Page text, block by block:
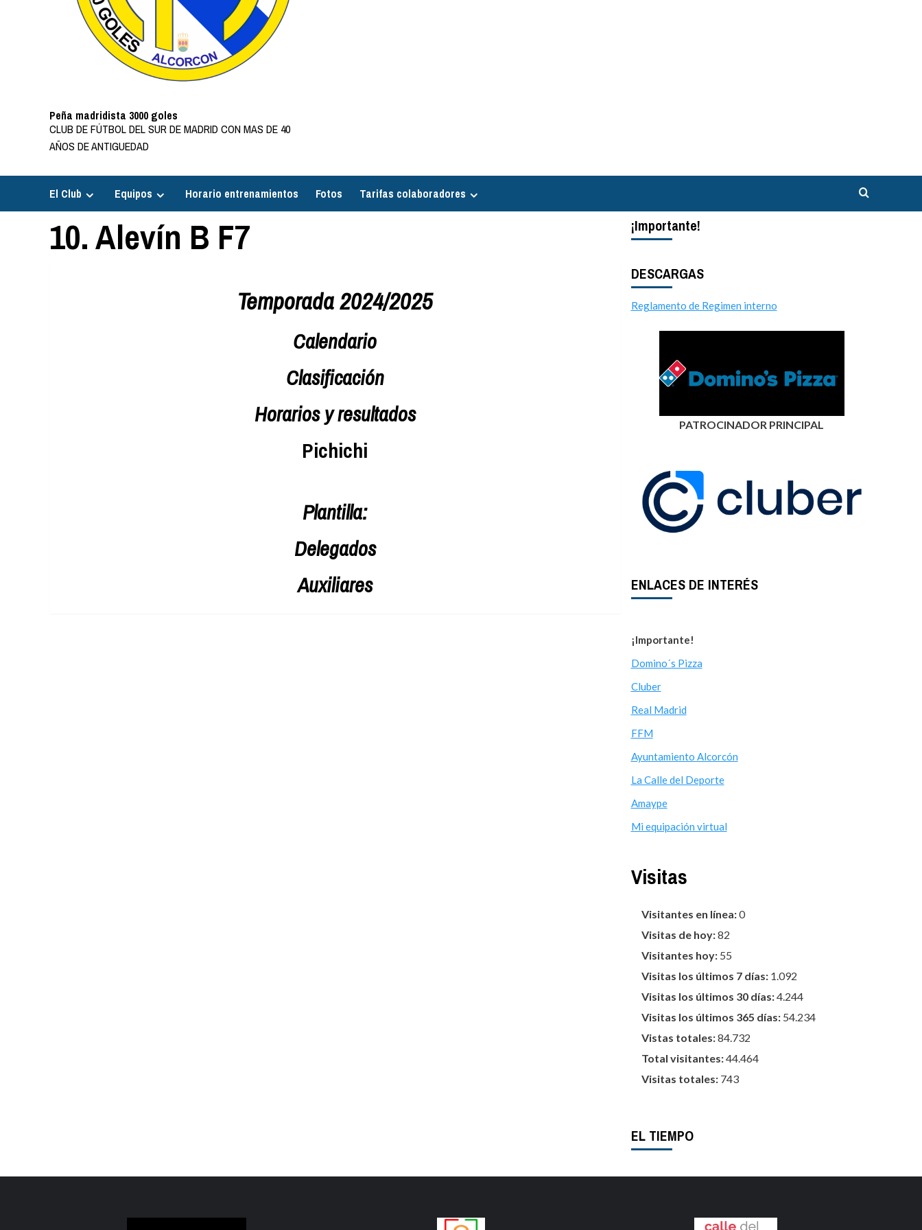
Peña madridista 3000 goles
CLUB DE FÚTBOL DEL SUR DE MADRID CON MAS DE 40
AÑOS DE ANTIGUEDAD
El Club Equipos Horario entrenamientos Fotos Tarifas colaboradores
10. Alevín B F7
Temporada 2024/2025
Calendario
Clasificación
Horarios y resultados
Pichichi
Plantilla:
Delegados
Auxiliares
¡Importante!
DESCARGAS
Reglamento de Regimen interno
PATROCINADOR PRINCIPAL
ENLACES DE INTERÉS
¡Importante!
Domino´s Pizza
Cluber
Real Madrid
FFM
Ayuntamiento Alcorcón
La Calle del Deporte
Amaype
Mi equipación virtual
Visitas
Visitantes en línea:0
Visitas de hoy:82
Visitantes hoy: 55
Visitas los últimos 7 días: 1.092
Visitas los últimos 30 días:4.244
Visitas los últimos 365 días: 54.234
Vistas totales:84.732
Total visitantes:44.464
Visitas totales: 743
EL TIEMPO